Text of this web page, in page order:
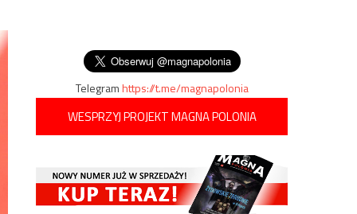
Telegramhttps://t.me/magnapolonia
WESPRZYJ PROJEKT MAGNA POLONIA